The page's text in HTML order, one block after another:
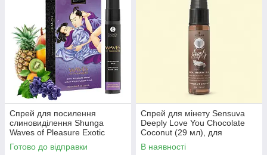
Спрей для посилення
слиновиділення Shunga
Waves of Pleasure Exotic
Fruits
Готово до відправки
Спрей для мінету Sensuva
Deeply Love You Chocolate
Coconut (29 мл), для
глубокого мінету
В наявності